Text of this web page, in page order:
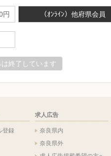
円 （ｵﾝﾗｲﾝ）他府県会員
終了しています
登録
求人広告
奈良県内
奈良県外